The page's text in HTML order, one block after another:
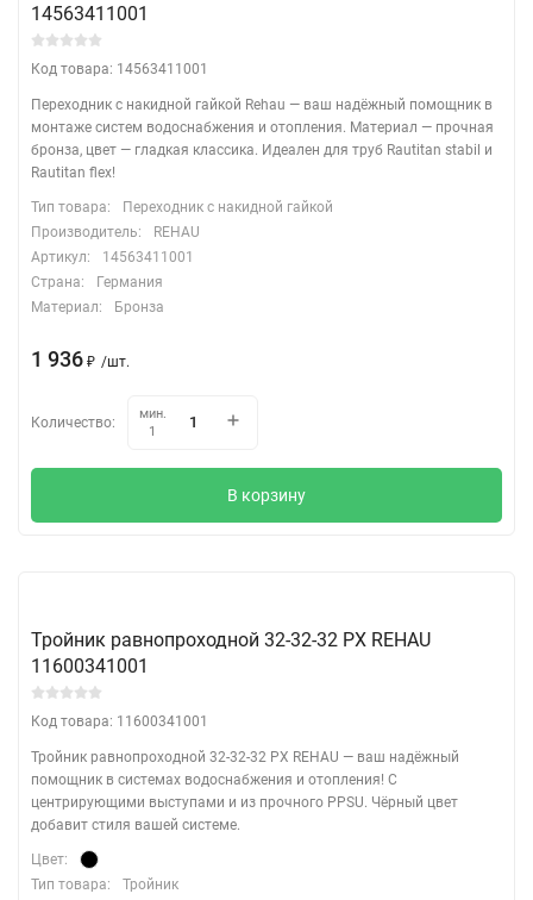
14563411001
Код товара: 14563411001
Переходник с накидной гайкой Rehau — ваш надёжный помощник в
монтаже систем водоснабжения и отопления. Материал — прочная
бронза, цвет — гладкая классика. Идеален для труб Rautitan stabil и
Rautitan flex!
Тип товара:
Переходник с накидной гайкой
Производитель:
REHAU
Артикул:
14563411001
Страна:
Германия
Материал:
Бронза
1 936 ₽ /шт.
Количество:
мин.
1
В корзину
Тройник равнопроходной 32-32-32 PX REHAU
11600341001
Код товара: 11600341001
Тройник равнопроходной 32-32-32 PX REHAU — ваш надёжный
помощник в системах водоснабжения и отопления! С
центрирующими выступами и из прочного PPSU. Чёрный цвет
добавит стиля вашей системе.
Цвет:
Тип товара:
Тройник